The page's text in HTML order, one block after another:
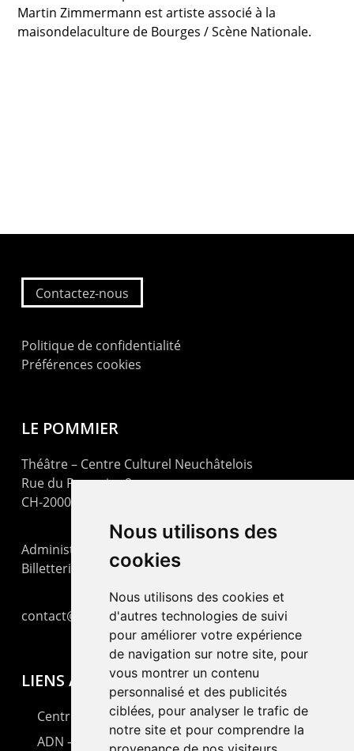
Nous utilisons des
cookies
Nous utilisons des cookies et
d'autres technologies de suivi
pour améliorer votre expérience
de navigation sur notre site, pour
vous montrer un contenu
personnalisé et des publicités
ciblées, pour analyser le trafic de
notre site et pour comprendre la
Martin Zimmermann est artiste associé à la
maisondelaculture de Bourges / Scène Nationale.
Contactez-nous
Politique de confidentialité
Préférences cookies
LE POMMIER
Théâtre – Centre Culturel Neuchâtelois
Rue du Pommier 9
CH-2000 Neuchâtel
Administration : +41 32 725 03 03
Billetterie : +41 32 725 05 05
contact@lepommier.ch
LIENS AMIS
Centre de culture ABC
ADN – Association Danse Neuchâtel